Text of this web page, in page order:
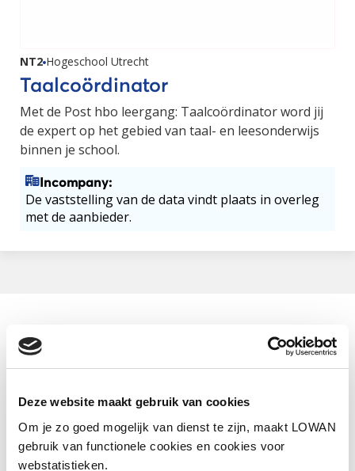
Deze website maakt gebruik van cookies
Om je zo goed mogelijk van dienst te zijn, maakt LOWAN
gebruik van functionele cookies en cookies voor
webstatistieken.
NT2 Hogeschool Utrecht
Taalcoördinator
Met de Post hbo leergang: Taalcoördinator word jij
de expert op het gebied van taal- en leesonderwijs
binnen je school.
Incompany:
De vaststelling van de data vindt plaats in overleg
met de aanbieder.
Hogeschool Utrecht
NT2
Tijdsduur
12 uur per week